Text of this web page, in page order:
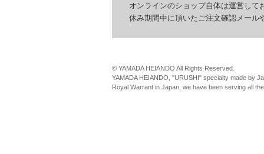
オンラインのショップ自体は運営して
休み期間中に頂いたご注文確認メール
© YAMADA HEIANDO All Rights Reserved.
YAMADA HEIANDO, "URUSHI" specialty made by
Royal Warrant in Japan, we have been serving all